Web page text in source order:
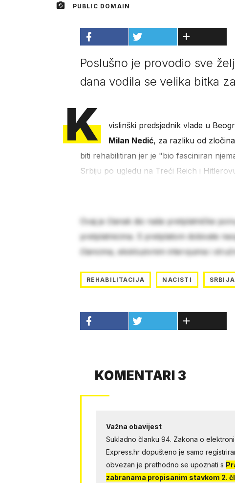
PUBLIC DOMAIN
Poslušno je provodio sve
dana vodila se velika bitka
K
vislinški predsjednik vlade u
Milan Nedić, za razliku od
biti rehabilitiran jer je "bio fasciniran
Srbiju po ugledu na Treći Reich i
Ovaj je članak dio naše pretplatničke
pretplatnicima. S pretplatom dobivate
člancima, ekskluzivnim intervjuima i
REHABILITACIJA NACISTI SRBIJA
KOMENTARI 3
Važna obavijest
Sukladno članku 94. Zakona o
Express.hr dopušteno je samo
obvezan je prethodno se upoznati s
zabranama propisanim stavkom 2.